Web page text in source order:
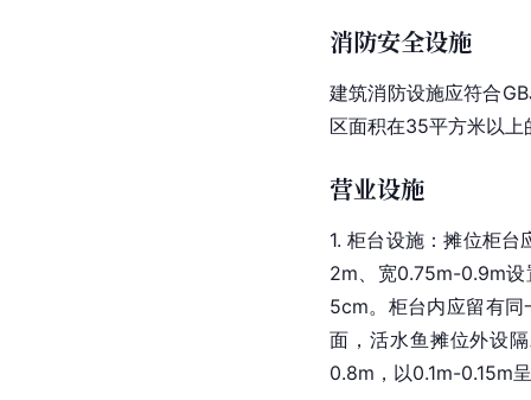
消防安全设施
建筑消防设施应符合
区面积在35平方米以上
营业设施
1. 柜台设施：摊位柜
2m、宽0.75m-0.9m设
5cm。柜台内应留有
面，活水鱼摊位外设
0.8m，以0.1m-0.15m